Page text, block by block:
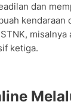
dan
ketiga.